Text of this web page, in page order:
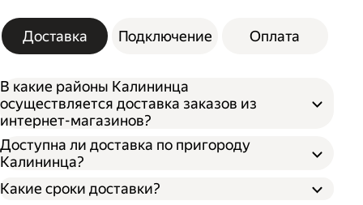
Доставка Подключение Оплата
В какие районы Калининца
осуществляется доставка заказов из
интернет-магазинов?
Доступна ли доставка по пригороду
Калининца?
Какие сроки доставки?